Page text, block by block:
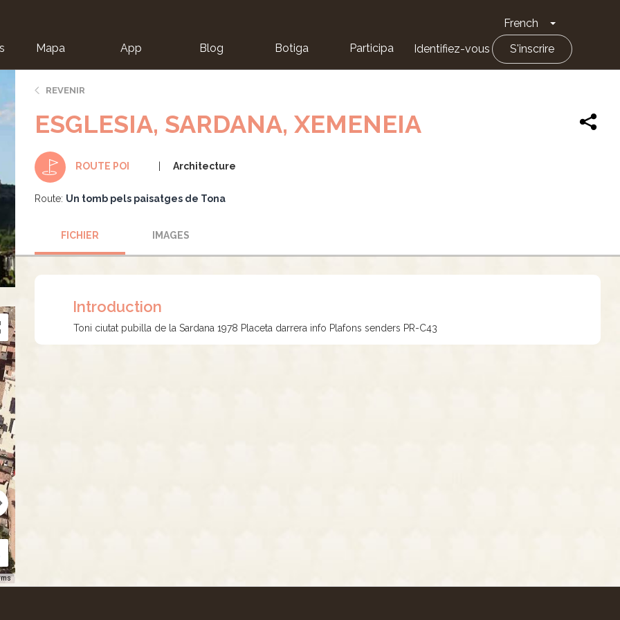
French Toggle
Mapa App Blog Botiga Participa Identifiez-vous S'inscrire
REVENIR
ESGLESIA, SARDANA, XEMENEIA
ROUTE POI Architecture
Route: Un tomb pels paisatges de Tona
FICHIER IMAGES
Introduction
Toni ciutat pubilla de la Sardana 1978 Placeta darrera info Plafons senders PR-C43